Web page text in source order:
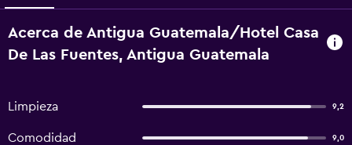
Acerca de Antigua Guatemala/Hotel Casa
De Las Fuentes, Antigua Guatemala
Limpieza 9,2
Comodidad 9,0